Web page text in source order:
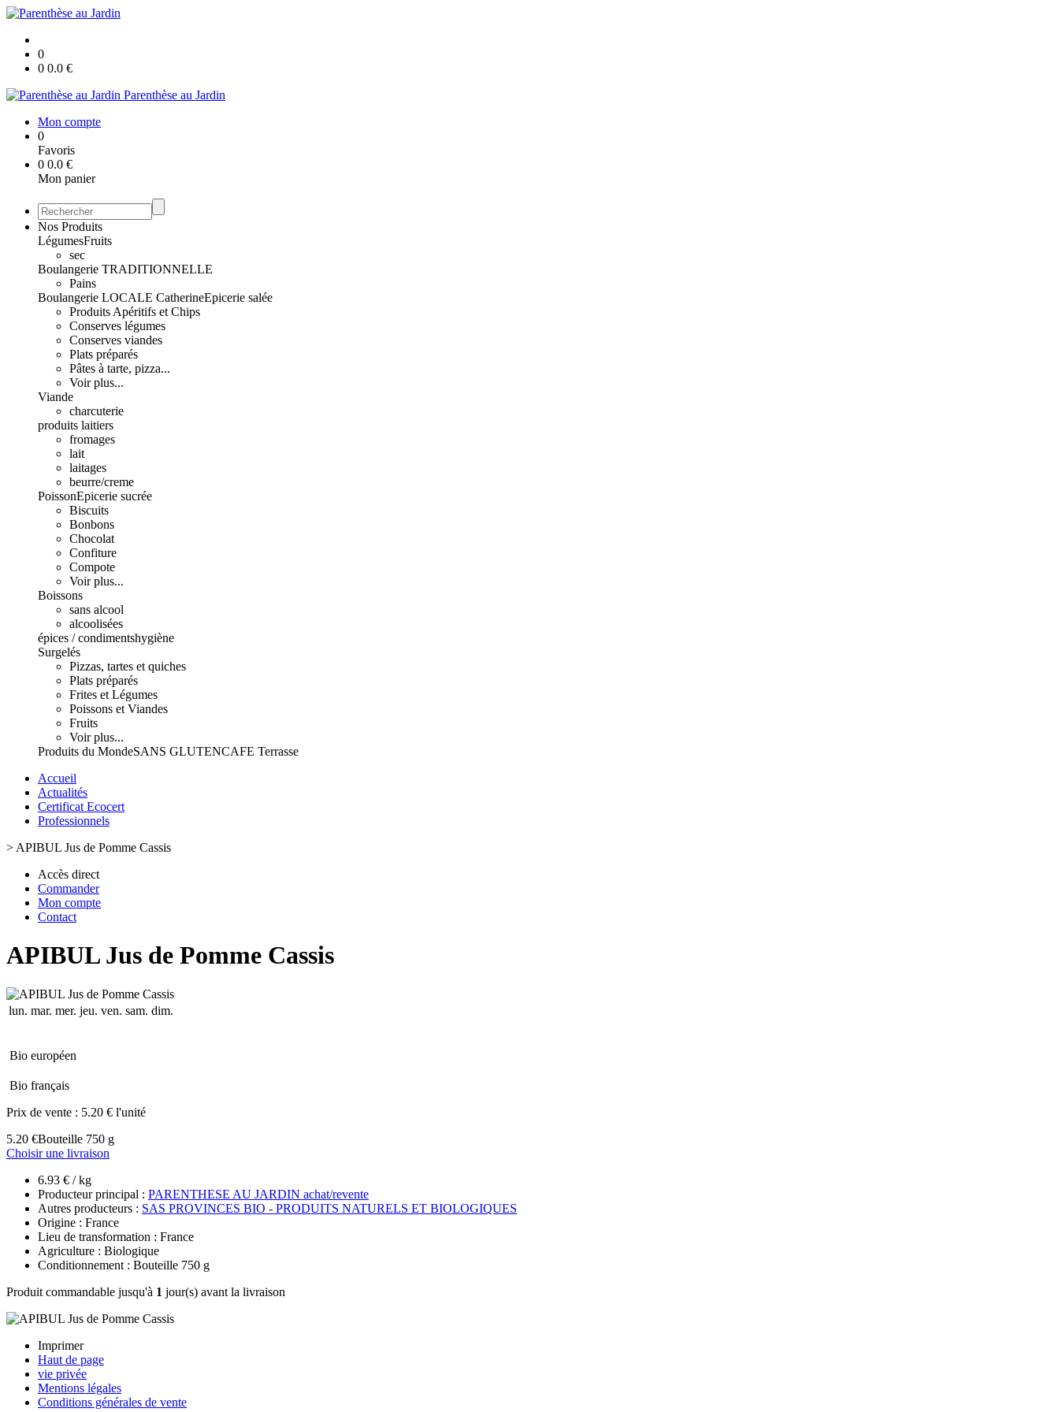
0
0 0.0 €
Parenthèse au Jardin
Mon compte
0
Favoris
0 0.0 €
Mon panier
Nos Produits
LégumesFruits
sec
Boulangerie TRADITIONNELLE
Pains
Boulangerie LOCALE CatherineEpicerie salée
Produits Apéritifs et Chips
Conserves légumes
Conserves viandes
Plats préparés
Pâtes à tarte, pizza...
Voir plus...
Viande
charcuterie
produits laitiers
fromages
lait
laitages
beurre/creme
PoissonEpicerie sucrée
Biscuits
Bonbons
Chocolat
Confiture
Compote
Voir plus...
Boissons
sans alcool
alcoolisées
épices / condimentshygiène
Surgelés
Pizzas, tartes et quiches
Plats préparés
Frites et Légumes
Poissons et Viandes
Fruits
Voir plus...
Produits du MondeSANS GLUTENCAFE Terrasse
Accueil
Actualités
Certificat Ecocert
Professionnels
> APIBUL Jus de Pomme Cassis
Accès direct
Commander
Mon compte
Contact
APIBUL Jus de Pomme Cassis
lun. mar. mer. jeu. ven. sam. dim.
Bio européen
Bio français
Prix de vente : 5.20 € l'unité
5.20 €Bouteille 750 g
Choisir une livraison
6.93 € / kg
Producteur principal : PARENTHESE AU JARDIN achat/revente
Autres producteurs : SAS PROVINCES BIO - PRODUITS NATURELS ET BIOLOGIQUES
Origine : France
Lieu de transformation : France
Agriculture : Biologique
Conditionnement : Bouteille 750 g
Produit commandable jusqu'à 1 jour(s) avant la livraison
Imprimer
Haut de page
vie privée
Mentions légales
Conditions générales de vente